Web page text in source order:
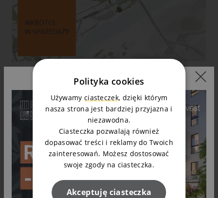
Polityka cookies
Używamy ciasteczek, dzięki którym
nasza strona jest bardziej przyjazna i
niezawodna.
Ciasteczka pozwalają również
dopasować treści i reklamy do Twoich
zainteresowań. Możesz dostosować
swoje zgody na ciasteczka.
Akceptuję ciasteczka